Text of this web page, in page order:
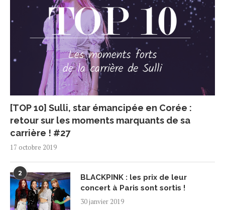
[TOP 10] Sulli, star émancipée en Corée :
retour sur les moments marquants de sa
carrière ! #27
17 octobre 2019
2
BLACKPINK : les prix de leur
concert à Paris sont sortis !
30 janvier 2019